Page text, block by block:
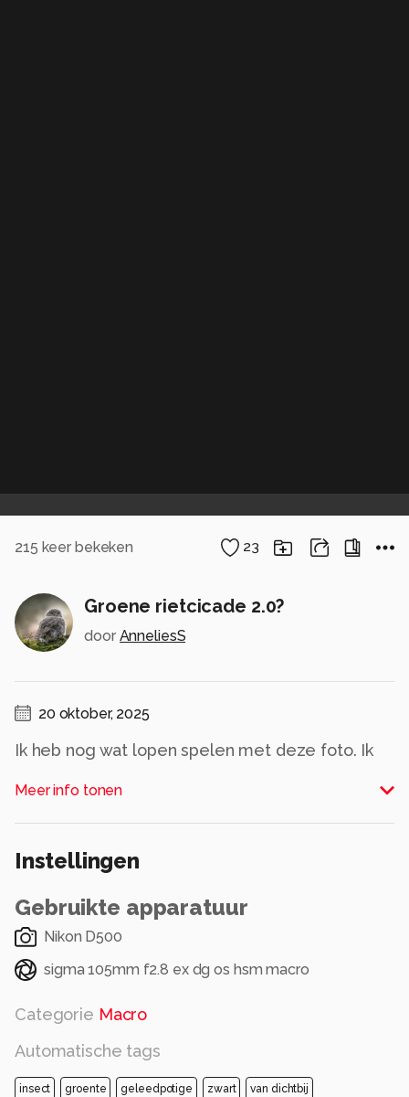
215 keer bekeken 23
Groene rietcicade 2.0?
door AnneliesS
20 oktober, 2025
Ik heb nog wat lopen spelen met deze foto. Ik
overkomen en heb dus nog wat aangepast. De
achtergrondkleuren zijn nu dieper en warmer
mening nóg meer uit. Ik vind zelf deze mooier.
is ook mijn creatieve benadering van dit
prachtbeestje, dus niet per se een
registratiefoto!
graag jullie (onderbouwde) mening horen 😉
misschien kom ik nog tot andere inzichten!
Alle rechten voorbehouden
Meer info tonen
Instellingen
Gebruikte apparatuur
Nikon D500
sigma 105mm f2.8 ex dg os hsm macro
Categorie Macro
Automatische tags
insect groente geleedpotige zwart van dichtbij